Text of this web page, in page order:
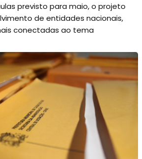
previsto para maio, o projeto
de entidades nacionais,
conectadas ao tema